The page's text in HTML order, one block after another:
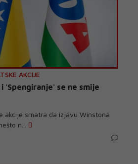
AKCIJE
'Spengiranje' se ne smije
akcije smatra da izjavu Winstona
n...